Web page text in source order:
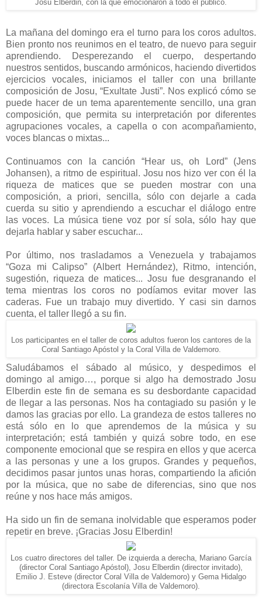
Josu Elberdin, con la que emocionaron a todo el público.
La mañana del domingo era el turno para los coros adultos.
Bien pronto nos reunimos en el teatro, de nuevo para seguir
aprendiendo. Desperezando el cuerpo, despertando
nuestros sentidos, buscando armónicos, haciendo divertidos
ejercicios vocales, iniciamos el taller con una brillante
composición de Josu, “Exultate Justi”. Nos explicó cómo se
puede hacer de un tema aparentemente sencillo, una gran
composición, que permita su interpretación por diferentes
agrupaciones vocales, a capella o con acompañamiento,
voces blancas o mixtas...
Continuamos con la canción “Hear us, oh Lord” (Jens
Johansen), a ritmo de espiritual. Josu nos hizo ver con él la
riqueza de matices que se pueden mostrar con una
composición, a priori, sencilla, sólo con dejarle a cada
cuerda su sitio y aprendiendo a escuchar el diálogo entre
las voces. La música tiene voz por sí sola, sólo hay que
dejarla hablar y saber escuchar...
Por último, nos trasladamos a Venezuela y trabajamos
“Goza mi Calipso” (Albert Hernández), Ritmo, intención,
sugestión, riqueza de matices... Josu fue desgranando el
tema mientras los coros no podíamos evitar mover las
caderas. Fue un trabajo muy divertido. Y casi sin darnos
cuenta, el taller llegó a su fin.
Los participantes en el taller de coros adultos fueron los cantores de la
Coral Santiago Apóstol y la Coral Villa de Valdemoro.
Saludábamos el sábado al músico, y despedimos el
domingo al amigo…, porque si algo ha demostrado Josu
Elberdin este fin de semana es su desbordante capacidad
de llegar a las personas. Nos ha contagiado su pasión y le
damos las gracias por ello. La grandeza de estos talleres no
está sólo en lo que aprendemos de la música y su
interpretación; está también y quizá sobre todo, en ese
componente emocional que se respira en ellos y que acerca
a las personas y une a los grupos. Grandes y pequeños,
decidimos pasar juntos unas horas, compartiendo la afición
por la música, que no sabe de diferencias, sino que nos
reúne y nos hace más amigos.
Ha sido un fin de semana inolvidable que esperamos poder
repetir en breve. ¡Gracias Josu Elberdin!
Los cuatro directores del taller. De izquierda a derecha, Mariano García
(director Coral Santiago Apóstol), Josu Elberdin (director invitado),
Emilio J. Esteve (director Coral Villa de Valdemoro) y Gema Hidalgo
(directora Escolanía Villa de Valdemoro).